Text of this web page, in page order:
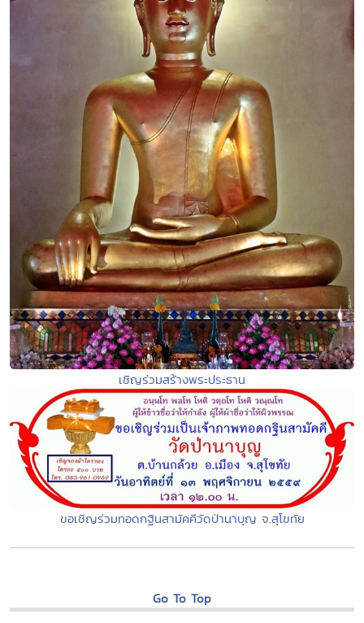
เชิญร่วมสร้างพระประธาน
ขอเชิญร่วมทอดกฐินสามัคคีวัดป่านาบุญ จ.สุโขทัย
Go To Top